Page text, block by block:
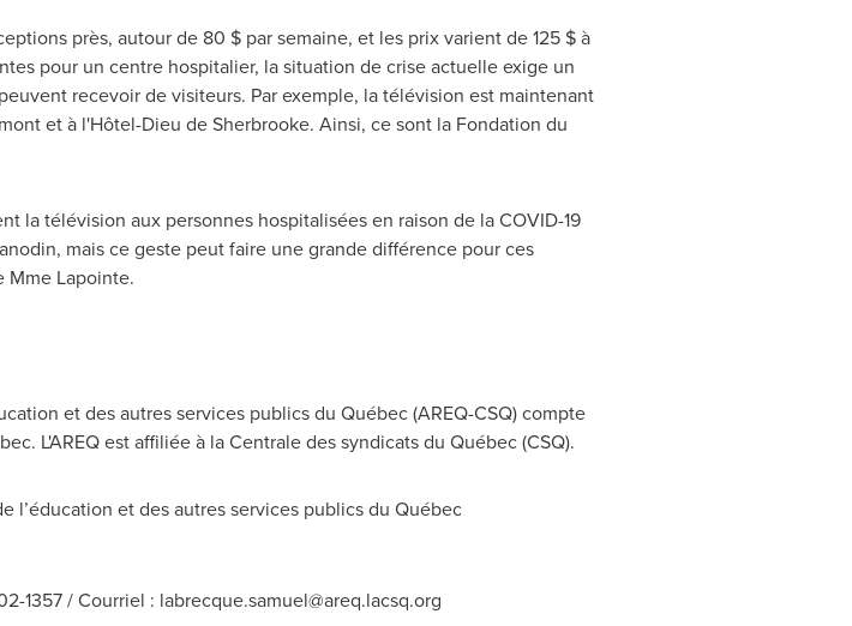
près, autour de 80 $ par semaine, et les prix varient de 125 $ à
pour un centre hospitalier, la situation de crise actuelle exige un
recevoir de visiteurs. Par exemple, la télévision est maintenant
et à l'Hôtel-Dieu de Sherbrooke. Ainsi, ce sont la Fondation du
la télévision aux personnes hospitalisées en raison de la COVID-19
mais ce geste peut faire une grande différence pour ces
Mme Lapointe.
et des autres services publics du Québec (AREQ-CSQ) compte
L'AREQ est affiliée à la Centrale des syndicats du Québec (CSQ).
l’éducation et des autres services publics du Québec
1357 / Courriel : labrecque.samuel@areq.lacsq.org